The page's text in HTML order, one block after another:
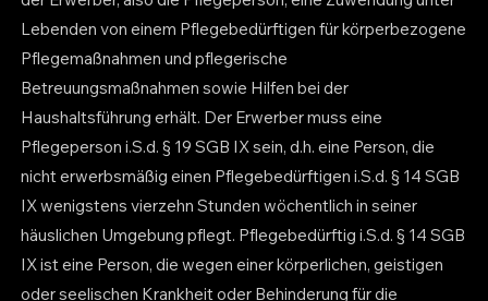
Lebenden von einem Pflegebedürftigen für körperbezogene
Pflegemaßnahmen und pflegerische
Betreuungsmaßnahmen sowie Hilfen bei der
Haushaltsführung erhält. Der Erwerber muss eine
Pflegeperson i.S.d. § 19 SGB IX sein, d.h. eine Person, die
nicht erwerbsmäßig einen Pflegebedürftigen i.S.d. § 14 SGB
IX wenigstens vierzehn Stunden wöchentlich in seiner
häuslichen Umgebung pflegt. Pflegebedürftig i.S.d. § 14 SGB
IX ist eine Person, die wegen einer körperlichen, geistigen
oder seelischen Krankheit oder Behinderung für die